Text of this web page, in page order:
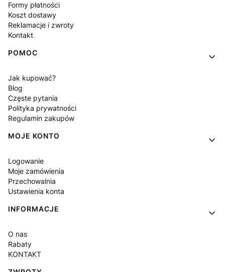
Formy płatności
Koszt dostawy
Reklamacje i zwroty
Kontakt
POMOC
Jak kupować?
Blog
Częste pytania
Polityka prywatności
Regulamin zakupów
MOJE KONTO
Logowanie
Moje zamówienia
Przechowalnia
Ustawienia konta
INFORMACJE
O nas
Rabaty
KONTAKT